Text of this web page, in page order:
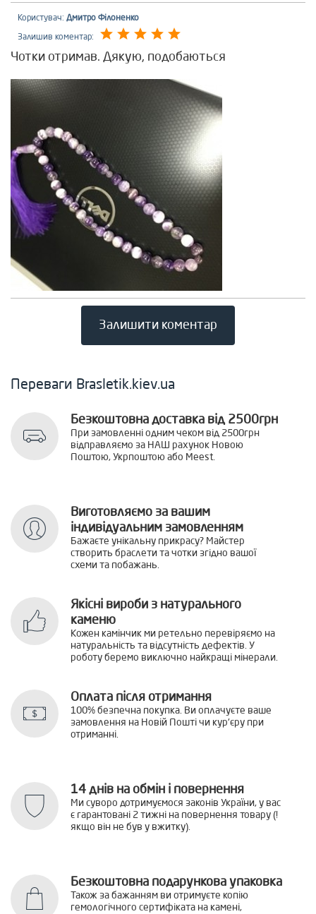
Користувач: Дмитро Філоненко
Залишив коментар:
Чотки отримав. Дякую, подобаються
Залишити коментар
Переваги Brasletik.kiev.ua
Безкоштовна доставка від 2500грн
При замовленні одним чеком від 2500грн
відправляємо за НАШ рахунок Новою
Поштою, Укрпоштою або Meest.
Виготовляємо за вашим
індивідуальним замовленням
Бажаєте унікальну прикрасу? Майстер
створить браслети та чотки згідно вашої
схеми та побажань.
Якісні вироби з натурального
каменю
Кожен камінчик ми ретельно перевіряємо на
натуральність та відсутність дефектів. У
роботу беремо виключно найкращі мінерали.
Оплата після отримання
100% безпечна покупка. Ви оплачуєте ваше
замовлення на Новій Пошті чи кур'єру при
отриманні.
14 днів на обмін і повернення
Ми суворо дотримуємося законів України, у вас
є гарантовані 2 тижні на повернення товару (!
якщо він не був у вжитку).
Безкоштовна подарункова упаковка
Також за бажанням ви отримуєте копію
гемологічного сертифіката на камені,